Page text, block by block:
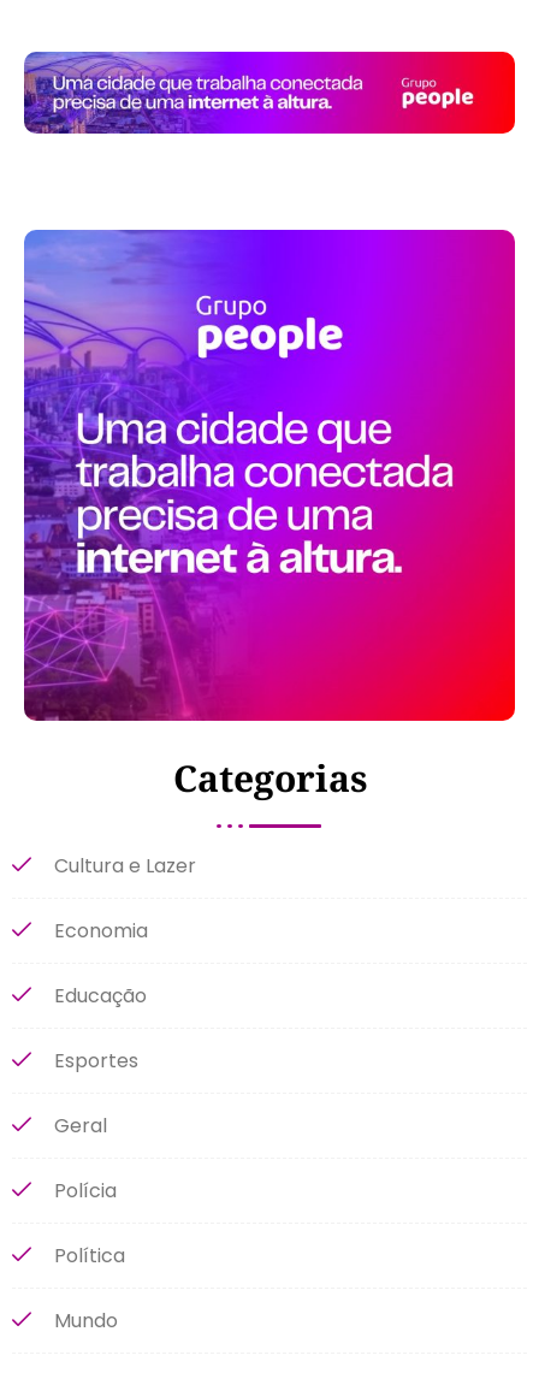
Categorias
Cultura e Lazer
Economia
Educação
Esportes
Geral
Polícia
Política
Mundo